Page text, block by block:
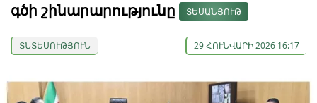
գծի շինարարությունը
ՏԵՍԱՆՅՈՒԹ
ՏՆՏԵՍՈՒԹՅՈՒՆ 29 ՀՈՒՆՎԱՐԻ 2026 16:17